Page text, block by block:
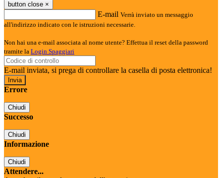
button close ×
E-mail Verrà inviato un messaggio
all'indirizzo indicato con le istruzioni necessarie.
Non hai una e-mail associata al nome utente? Effettua il reset della password
tramite la Login Spaggiari
E-mail inviata, si prega di controllare la casella di posta elettronica!
Errore
Chiudi
Successo
Chiudi
Informazione
Chiudi
Attendere...